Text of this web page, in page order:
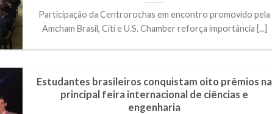
Participação da Centrorochas em encontro promovido pela
Amcham Brasil, Citi e U.S. Chamber reforça importância [...]
Estudantes brasileiros conquistam oito prêmios na
principal feira internacional de ciências e
engenharia